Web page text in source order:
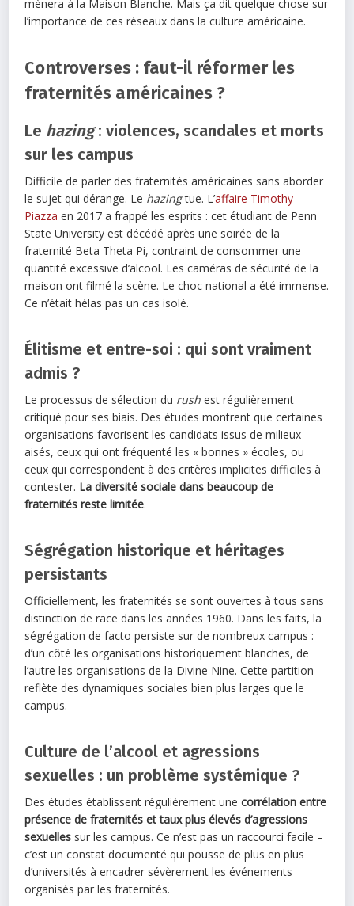
mènera à la Maison Blanche. Mais ça dit quelque chose sur
l’importance de ces réseaux dans la culture américaine.
Controverses : faut-il réformer les
fraternités américaines ?
Le hazing: violences, scandales et morts
sur les campus
Difficile de parler des fraternités américaines sans aborder
le sujet qui dérange. Le hazingtue. L’affaire Timothy
Piazza en 2017 a frappé les esprits : cet étudiant de Penn
State University est décédé après une soirée de la
fraternité Beta Theta Pi, contraint de consommer une
quantité excessive d’alcool. Les caméras de sécurité de la
maison ont filmé la scène. Le choc national a été immense.
Ce n’était hélas pas un cas isolé.
Élitisme et entre-soi : qui sont vraiment
admis ?
Le processus de sélection du rush est régulièrement
critiqué pour ses biais. Des études montrent que certaines
organisations favorisent les candidats issus de milieux
aisés, ceux qui ont fréquenté les « bonnes » écoles, ou
ceux qui correspondent à des critères implicites difficiles à
contester. La diversité sociale dans beaucoup de
fraternités reste limitée.
Ségrégation historique et héritages
persistants
Officiellement, les fraternités se sont ouvertes à tous sans
distinction de race dans les années 1960. Dans les faits, la
ségrégation de facto persiste sur de nombreux campus :
d’un côté les organisations historiquement blanches, de
l’autre les organisations de la Divine Nine. Cette partition
reflète des dynamiques sociales bien plus larges que le
campus.
Culture de l’alcool et agressions
sexuelles : un problème systémique ?
Des études établissent régulièrement unecorrélation entre
présence de fraternités et taux plus élevés d’agressions
sexuelles sur les campus. Ce n’est pas un raccourci facile –
c’est un constat documenté qui pousse de plus en plus
d’universités à encadrer sévèrement les événements
organisés par les fraternités.